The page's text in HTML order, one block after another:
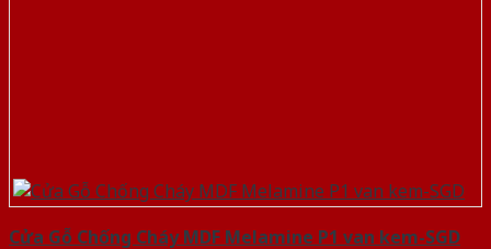
Cửa Gỗ Chống Cháy MDF Melamine P1 van kem-SGD